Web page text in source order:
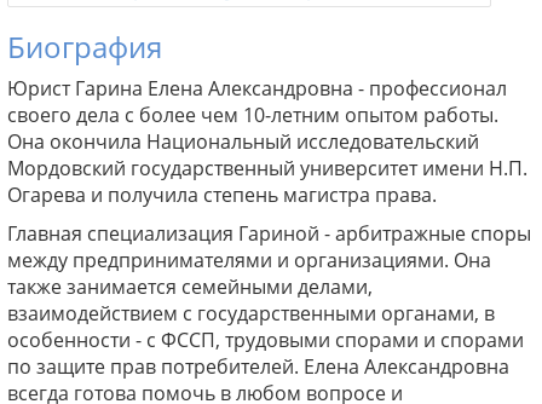
Биография
Юрист Гарина Елена Александровна - профессионал
своего дела с более чем 10-летним опытом работы.
Она окончила Национальный исследовательский
Мордовский государственный университет имени Н.П.
Огарева и получила степень магистра права.
Главная специализация Гариной - арбитражные споры
между предпринимателями и организациями. Она
также занимается семейными делами,
взаимодействием с государственными органами, в
особенности - с ФССП, трудовыми спорами и спорами
по защите прав потребителей. Елена Александровна
всегда готова помочь в любом вопросе и